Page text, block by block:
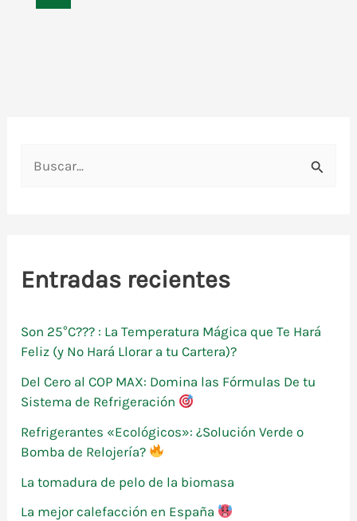
r
o
r
:
Entradas recientes
Son 25°C??? : La Temperatura Mágica que Te Hará
Feliz (y No Hará Llorar a tu Cartera)?
Del Cero al COP MAX: Domina las Fórmulas De tu
Sistema de Refrigeración
Refrigerantes «Ecológicos»: ¿Solución Verde o
Bomba de Relojería?
La tomadura de pelo de la biomasa
La mejor calefacción en España